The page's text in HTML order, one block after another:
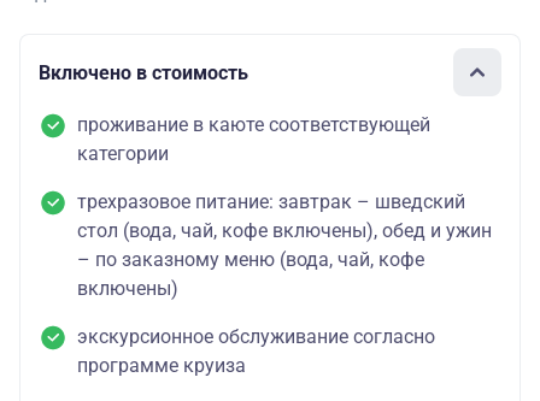
Включено в стоимость
проживание в каюте соответствующей
категории
трехразовое питание: завтрак – шведский
стол (вода, чай, кофе включены), обед и ужин
– по заказному меню (вода, чай, кофе
включены)
экскурсионное обслуживание согласно
программе круиза